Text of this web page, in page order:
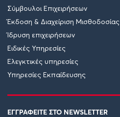
Σύμβουλοι Επιχειρήσεων
Έκδοση & Διαχείριση Μισθοδοσίας
Ίδρυση επιχειρήσεων
Ειδικές Υπηρεσίες
Ελεγκτικές υπηρεσίες
Υπηρεσίες Εκπαίδευσης
ΕΓΓΡΑΦΕΙΤΕ ΣΤΟ NEWSLETTER